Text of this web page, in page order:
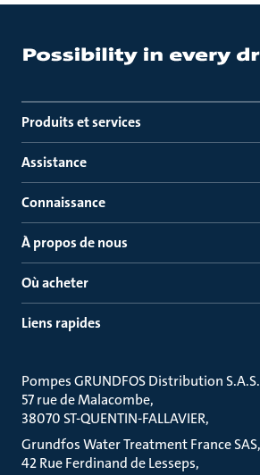
Produits et services
Assistance
Connaissance
À propos de nous
Où acheter
Liens rapides
Pompes GRUNDFOS Distribution S.A.S.
57 rue de Malacombe
38070 ST-QUENTIN-FALLAVIER
Grundfos Water Treatment France SAS
42 Rue Ferdinand de Lesseps